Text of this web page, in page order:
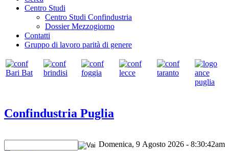
Centro Studi
Centro Studi Confindustria
Dossier Mezzogiorno
Contatti
Gruppo di lavoro parità di genere
Confindustria Puglia
Domenica, 9 Agosto 2026 - 8:30:42am